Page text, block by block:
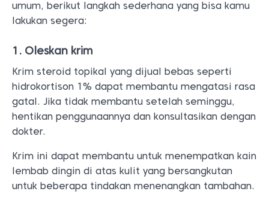
dokter.
lembab dingin di atas kulit yang bersangkutan
untuk beberapa tindakan menenangkan tambahan.
2. Coba bra baru
Mengenakan bra tipis, pakaian dalam, dan atasan
dapat membantu menjaga kulit di payudara kamu
ruam.
Jika kamu baru saja mencoba bra baru dan terasa